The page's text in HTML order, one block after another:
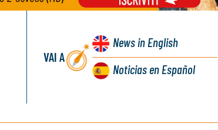
VAI A
Newsin English
Noticiasen Español